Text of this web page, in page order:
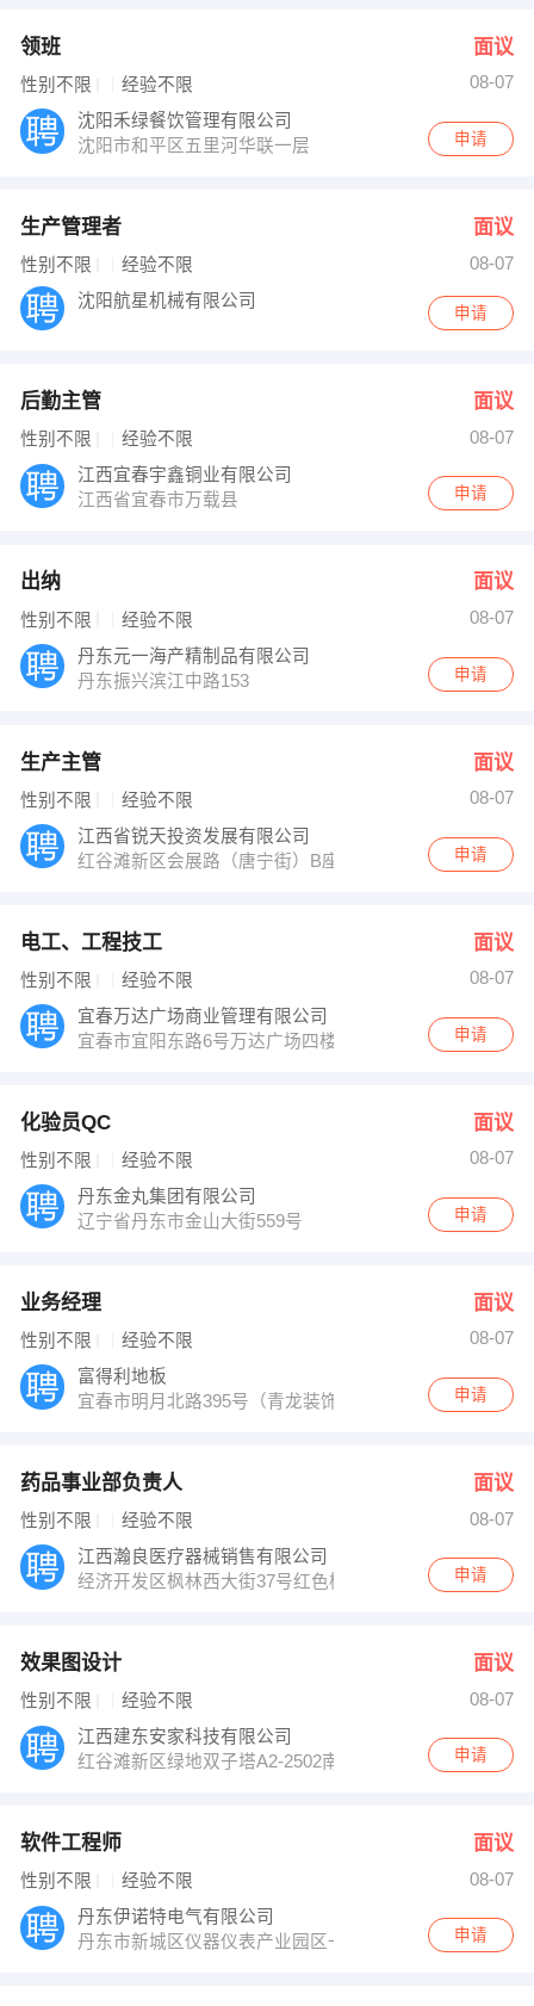
领班 面议
性别不限 经验不限
08-07
沈阳禾绿餐饮管理有限公司
沈阳市和平区五里河华联一层
申请
生产管理者 面议
性别不限 经验不限
08-07
沈阳航星机械有限公司
申请
后勤主管 面议
性别不限 经验不限
08-07
江西宜春宇鑫铜业有限公司
江西省宜春市万载县
申请
出纳 面议
性别不限 经验不限
08-07
丹东元一海产精制品有限公司
丹东振兴滨江中路153
申请
生产主管 面议
性别不限 经验不限
08-07
江西省锐天投资发展有限公司
红谷滩新区会展路（唐宁街）B座11层1115号-1122号
申请
电工、工程技工 面议
性别不限 经验不限
08-07
宜春万达广场商业管理有限公司
宜春市宜阳东路6号万达广场四楼商管办公室
申请
化验员QC 面议
性别不限 经验不限
08-07
丹东金丸集团有限公司
辽宁省丹东市金山大街559号
申请
业务经理 面议
性别不限 经验不限
08-07
富得利地板
宜春市明月北路395号（青龙装饰城旁）
申请
药品事业部负责人 面议
性别不限 经验不限
08-07
江西瀚良医疗器械销售有限公司
经济开发区枫林西大街37号红色楼房2楼
申请
效果图设计 面议
性别不限 经验不限
08-07
江西建东安家科技有限公司
红谷滩新区绿地双子塔A2-2502南昌建东行政中心申请
软件工程师 面议
性别不限 经验不限
08-07
丹东伊诺特电气有限公司
丹东市新城区仪器仪表产业园区一期四号楼3楼
申请